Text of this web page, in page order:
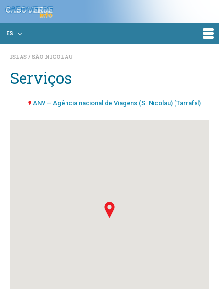
ES
ISLAS SÃO NICOLAU
Serviços
ANV – Agência nacional de Viagens (S. Nicolau) (Tarrafal)